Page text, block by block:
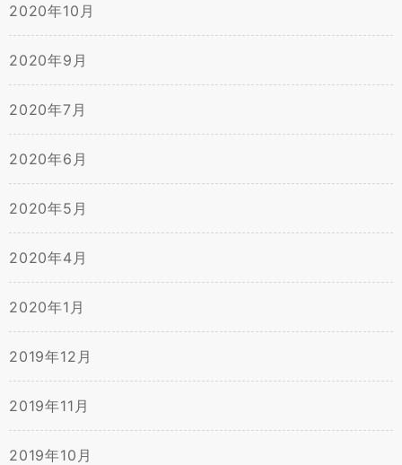
2020年10月
2020年9月
2020年7月
2020年6月
2020年5月
2020年4月
2020年1月
2019年12月
2019年11月
2019年10月